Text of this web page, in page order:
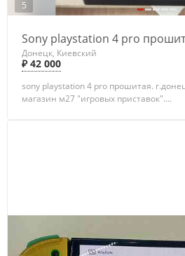
5
Sony playstation 4 pro
Донецк, Киевский
₽ 42 000
sony playstation 4 pro прошитая.
магазин м27 "игровых приставок"....